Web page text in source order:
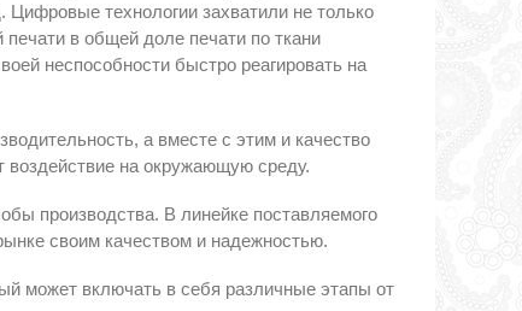
Цифровые технологии захватили не только
в общей доле печати по ткани
неспособности быстро реагировать на
а вместе с этим и качество
воздействие на окружающую среду.
производства. В линейке поставляемого
своим качеством и надежностью.
может включать в себя различные этапы от